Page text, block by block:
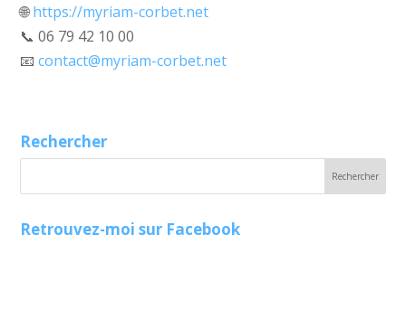
🌐https://myriam-corbet.net
📞 06 79 42 10 00
📧contact@myriam-corbet.net
Rechercher
Retrouvez-moi sur Facebook